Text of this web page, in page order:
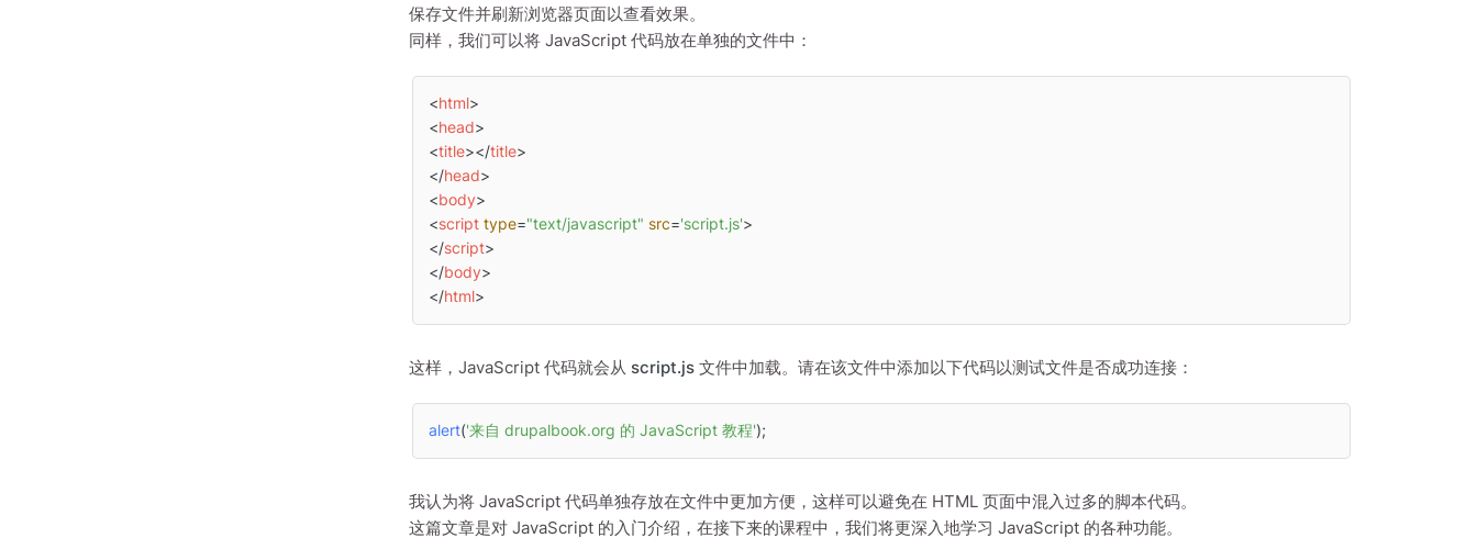
保存文件并刷新浏览器页面以查看效果。
同样，我们可以将 JavaScript 代码放在单独的文件中：
<html>
<head>
<title></title>
</head>
<body>
<script type="text/javascript" src='script.js'>
</script>
</body>
</html>
这样，JavaScript 代码就会从 script.js 文件中加载。请在该文件中添加以下代码以测试文件是否成功连接：
alert('来自 drupalbook.org 的 JavaScript 教程'
我认为将 JavaScript 代码单独存放在文件中更加方便，这样可以避免在 HTML 页面中混入过多的脚本代码。
这篇文章是对 JavaScript 的入门介绍，在接下来的课程中，我们将更深入地学习 JavaScript 的各种功能。